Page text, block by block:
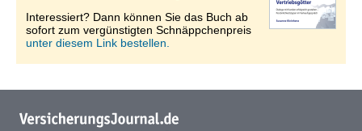
Interessiert? Dann können Sie das Buch ab
sofort zum vergünstigten Schnäppchenpreis
unter diesem Link bestellen.